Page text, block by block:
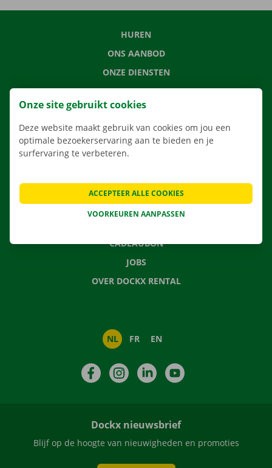
HUREN
ONS AANBOD
ONZE DIENSTEN
LOCATIES
APP
VERHUISOPLOSSINGEN
CONTACTEER ONS
VEELGESTELDE VRAGEN
CADEAUBON
JOBS
OVER DOCKX RENTAL
NL FR EN
FacebookInstagramLinkedIn
Dockx nieuwsbrief
Blijf op de hoogte van nieuwigheden en promoties
Onze site gebruikt cookies
Deze website maakt gebruik van cookies om jou een
optimale bezoekerservaring aan te bieden en je
surfervaring te verbeteren.
VOORKEUREN AANPASSEN
ACCEPTEER ALLE COOKIES